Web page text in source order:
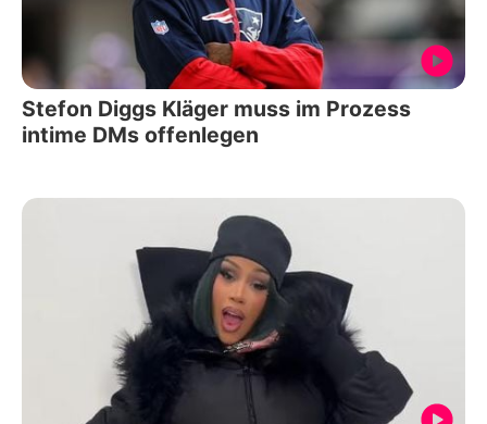
Stefon Diggs Kläger muss im Prozess
intime DMs offenlegen